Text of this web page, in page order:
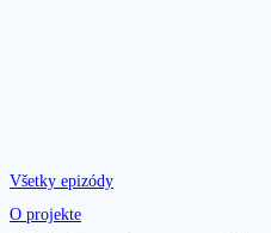
Všetky epizódy
O projekte